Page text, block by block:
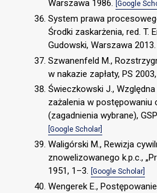
Warszawa 1986. [Google
System prawa
Środki zaskarżenia, red. T.
Gudowski, Warszawa 2013.
Szwanenfeld M.,
w nakazie zapłaty, PS
Świeczkowski J.,
zażalenia w postępowaniu
(zagadnienia wybrane),
[Google Scholar]
Waligórski M., Rewizja
znowelizowanego k.p.c.,
1951, 1–3. [Google Scholar]
Wengerek E.,